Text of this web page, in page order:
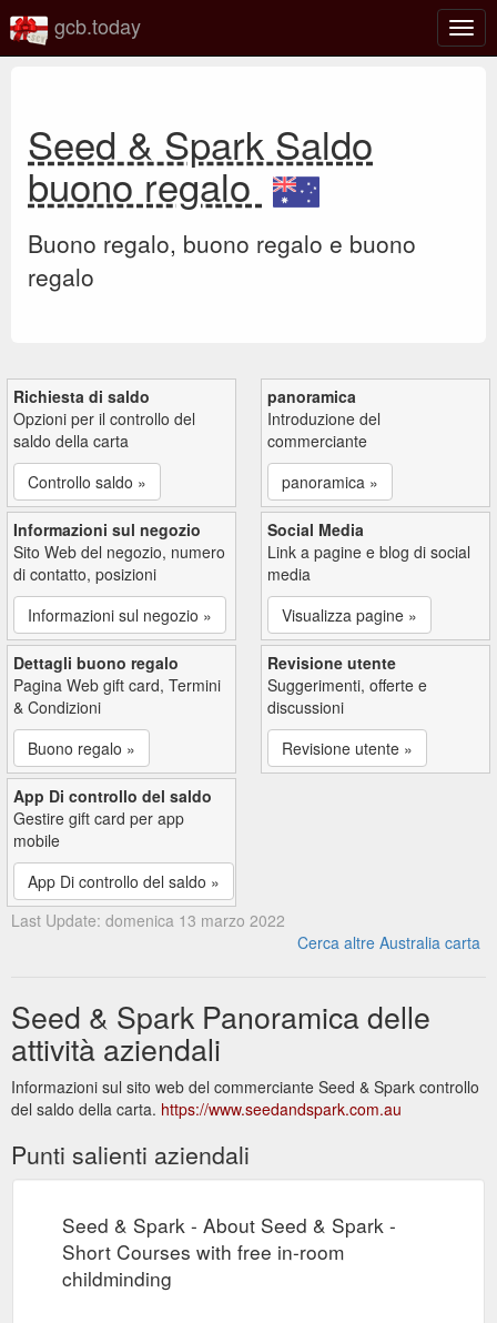
o
gcb.today
Seed & Spark Saldo
buono regalo
Buono regalo, buono regalo e buono
regalo
Richiesta di saldo
Opzioni per il controllo del
saldo della carta
Controllo saldo »
panoramica
Introduzione del
commerciante
panoramica »
Informazioni sul negozio
Sito Web del negozio, numero
di contatto, posizioni
Informazioni sul negozio »
Social Media
Link a pagine e blog di social
media
Visualizza pagine »
Dettagli buono regalo
Pagina Web gift card, Termini
& Condizioni
Buono regalo »
Revisione utente
Suggerimenti, offerte e
discussioni
Revisione utente »
App Di controllo del saldo
Gestire gift card per app
mobile
App Di controllo del saldo »
Last Update: domenica 13 marzo 2022
Cerca altre Australia carta
Seed & Spark Panoramica delle
attività aziendali
Informazioni sul sito web del commerciante Seed & Spark controllo
del saldo della carta. https://www.seedandspark.com.au
Punti salienti aziendali
Seed & Spark - About Seed & Spark -
Short Courses with free in-room
childminding